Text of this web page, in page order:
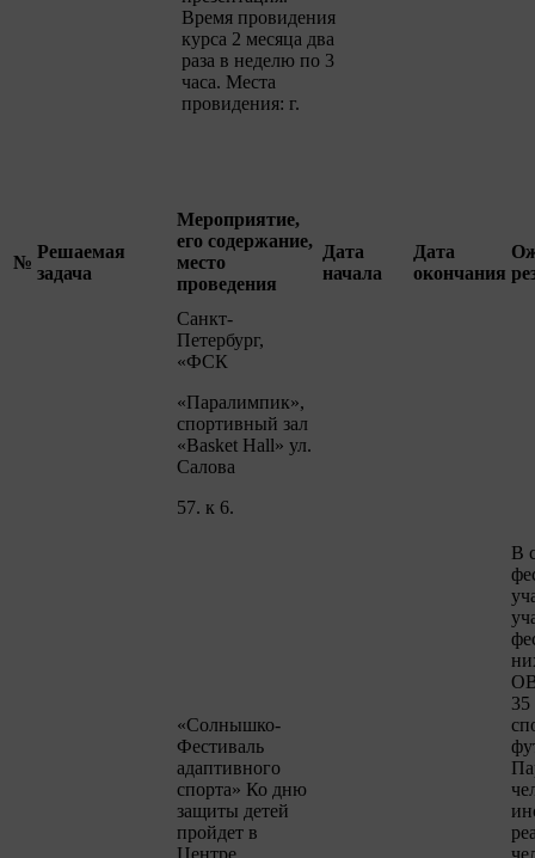
Время провидения
курса 2 месяца два
раза в неделю по 3
часа. Места
провидения: г.
№
Решаемая
задача
Мероприятие,
его содержание,
место
проведения
Дата
начала
Дата
окончания
Санкт-
Петербург,
«ФСК
«Паралимпик»,
спортивный зал
«Basket Hall» ул.
Салова
57. к 6.
«Солнышко-
Фестиваль
адаптивного
спорта» Ко дню
защиты детей
пройдет в
В
35